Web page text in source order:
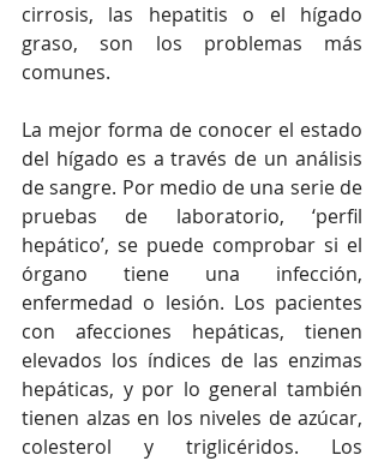
cirrosis, las hepatitis o el hígado
graso, son los problemas más
comunes.
La mejor forma de conocer el estado
del hígado es a través de un análisis
de sangre. Por medio de una serie de
pruebas de laboratorio, ‘perfil
hepático’, se puede comprobar si el
órgano tiene una infección,
enfermedad o lesión. Los pacientes
con afecciones hepáticas, tienen
elevados los índices de las enzimas
hepáticas, y por lo general también
tienen alzas en los niveles de azúcar,
colesterol y triglicéridos. Los